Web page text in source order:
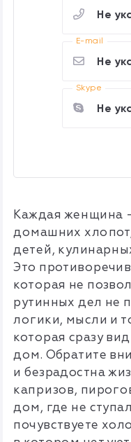
Не
E-mail
Не
Skype
Не
Каждая женщина
домашних
детей,
Это
которая не
рутинных дел не
логики, мысли и
которая сразу
дом. Обратите
и безрадостна
капризов,
дом, где не
почувствуете